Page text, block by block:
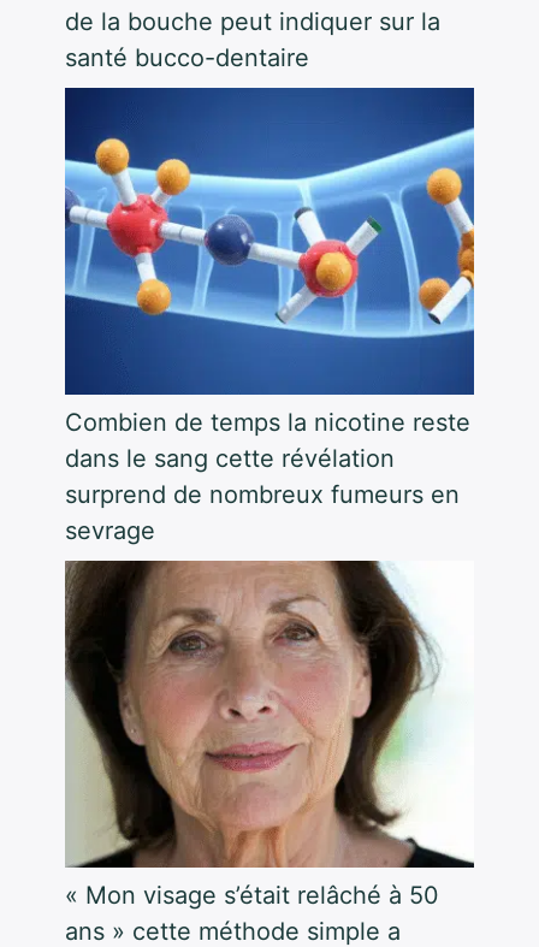
de la bouche peut indiquer sur la
santé bucco-dentaire
Combien de temps la nicotine reste
dans le sang cette révélation
surprend de nombreux fumeurs en
sevrage
« Mon visage s’était relâché à 50
ans » cette méthode simple a